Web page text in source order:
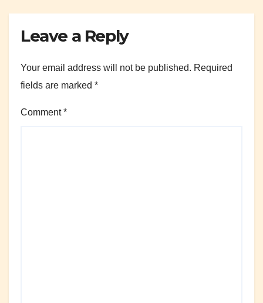
Leave a Reply
Your email address will not be published. Required
fields are marked *
Comment*